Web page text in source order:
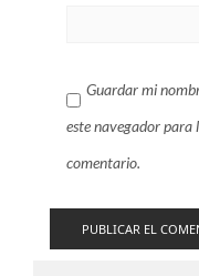
Guardar mi
este navegador para
comentario.